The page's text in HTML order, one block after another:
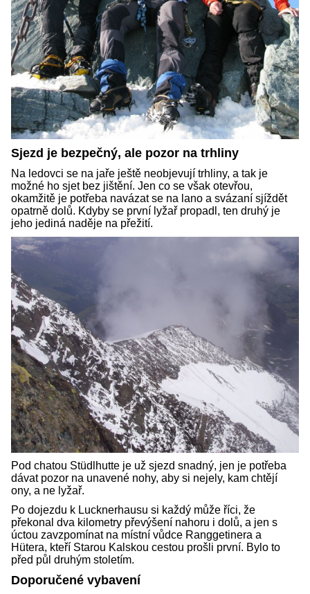
Sjezd je bezpečný, ale pozor na trhliny
Na ledovci se na jaře ještě neobjevují trhliny, a tak je
možné ho sjet bez jištění. Jen co se však otevřou,
okamžitě je potřeba navázat se na lano a svázaní sjíždět
opatrně dolů. Kdyby se první lyžař propadl, ten druhý je
jeho jediná naděje na přežití.
Pod chatou Stüdlhutte je už sjezd snadný, jen je potřeba
dávat pozor na unavené nohy, aby si nejely, kam chtějí
ony, a ne lyžař.
Po dojezdu k Lucknerhausu si každý může říci, že
překonal dva kilometry převýšení nahoru i dolů, a jen s
úctou zavzpomínat na místní vůdce Ranggetinera a
Hütera, kteří Starou Kalskou cestou prošli první. Bylo to
před půl druhým stoletím.
Doporučené vybavení